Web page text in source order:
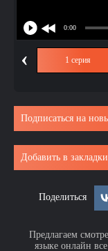
‹ 1 серия
Подписаться на
Добавить в закладки
Поделиться
Предлагаем
языке онлайн